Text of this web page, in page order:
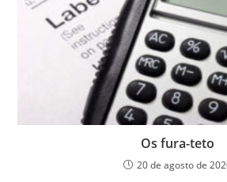
Os fura-teto
20 de agosto de